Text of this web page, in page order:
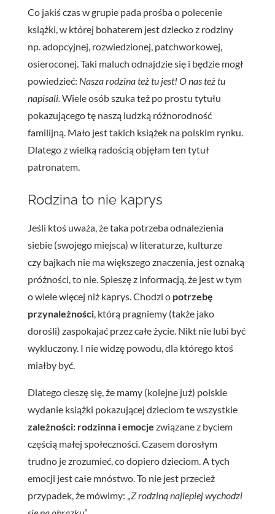
Co jakiś czas w grupie pada prośba o polecenie
książki, w której bohaterem jest dziecko z rodziny
np. adopcyjnej, rozwiedzionej, patchworkowej,
osieroconej. Taki maluch odnajdzie się i będzie mogł
powiedzieć: Nasza rodzina też tu jest! O nas też tu
napisali. Wiele osób szuka też po prostu tytułu
pokazującego tę naszą ludzką różnorodność
familijną. Mało jest takich książek na polskim rynku.
Dlatego z wielką radością objęłam ten tytuł
patronatem.
Rodzina to nie kaprys
Jeśli ktoś uważa, że taka potrzeba odnalezienia
siebie (swojego miejsca) w literaturze, kulturze
czy bajkach nie ma większego znaczenia, jest oznaką
próżności, to nie. Spieszę z informacją, że jest w tym
o wiele więcej niż kaprys. Chodzi o potrzebę
przynależności, którą pragniemy (także jako
dorośli) zaspokajać przez całe życie. Nikt nie lubi być
wykluczony. I nie widzę powodu, dla którego ktoś
miałby być.
Dlatego cieszę się, że mamy (kolejne już) polskie
wydanie książki pokazującej dzieciom te wszystkie
zależności: rodzinna i emocje związane z byciem
częścią małej społeczności. Czasem dorosłym
trudno je zrozumieć, co dopiero dzieciom. A tych
emocji jest całe mnóstwo. To nie jest przecież
przypadek, że mówimy: „Z rodziną najlepiej wychodzi